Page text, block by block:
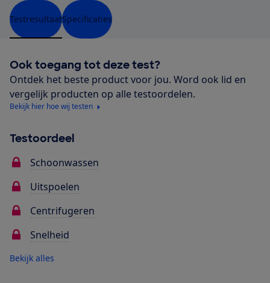
TestresultaatSpecificaties
Ook toegang tot deze test?
Ontdek het beste product voor jou. Word ook lid en
vergelijk producten op alle testoordelen.
Bekijk hier hoe wij testen
Testoordeel
Schoonwassen
Uitspoelen
Centrifugeren
Snelheid
Bekijk alles